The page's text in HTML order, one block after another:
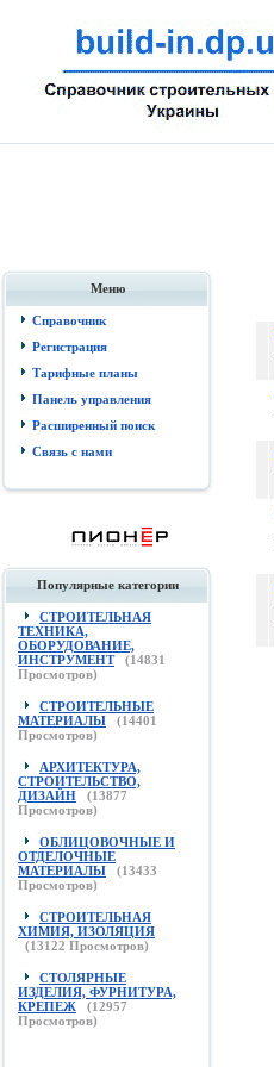
Меню
Справочник
Регистрация
Тарифные планы
Панель управления
Расширенный поиск
Связь с нами
Популярные категории
СТРОИТЕЛЬНАЯ
ТЕХНИКА,
ОБОРУДОВАНИЕ,
ИНСТРУМЕНТ
(14831
Просмотров)
СТРОИТЕЛЬНЫЕ
МАТЕРИАЛЫ
(14401
Просмотров)
АРХИТЕКТУРА,
СТРОИТЕЛЬСТВО,
ДИЗАЙН
(13877
Просмотров)
ОБЛИЦОВОЧНЫЕ И
ОТДЕЛОЧНЫЕ
МАТЕРИАЛЫ
(13433
Просмотров)
СТРОИТЕЛЬНАЯ
ХИМИЯ, ИЗОЛЯЦИЯ
(13122 Просмотров)
СТОЛЯРНЫЕ
ИЗДЕЛИЯ, ФУРНИТУРА,
КРЕПЕЖ
(12957
Просмотров)